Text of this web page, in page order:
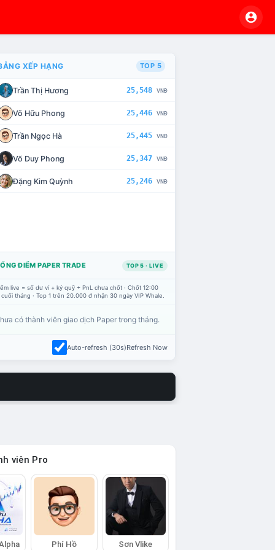
CHẾ TÀI XỬ LÝ VI PHẠM
XẾP HẠNG TOP 5
Trần Thị Hương 25,548 VNĐ
Võ Hữu Phong 25,446 VNĐ
Trần Ngọc Hà 25,445 VNĐ
Võ Duy Phong 25,347 VNĐ
Đặng Kim Quỳnh 25,246 VNĐ
ĐIỂM PAPER TRADE TOP 5 · LIVE
live = số dư ví + ký quỹ + PnL chưa chốt · Chốt 12:00
tháng · Top 1 trên 20.000 đ nhận 30 ngày VIP Whale.
có thành viên giao dịch Paper trong tháng.
Auto-refresh (30s)Refresh Now
viên Pro
Phí Hồ Sơn Vlike